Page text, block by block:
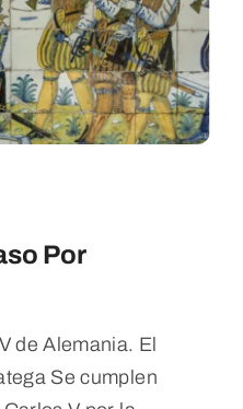
Por
de Alemania. El
Se cumplen